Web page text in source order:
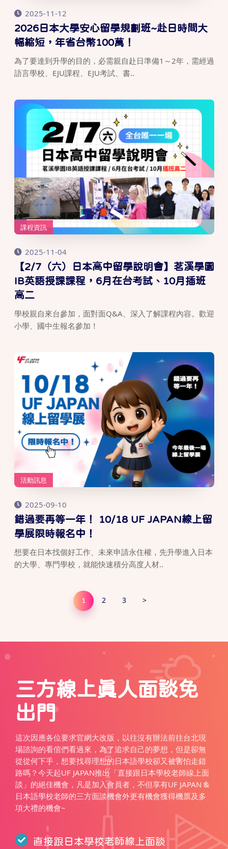
2025-11-12
2026日本大學安心留學規劃班~赴日時間大
幅縮短，年省台幣100萬！
為了要達到升學的目的，必需親自赴日準備1～2年，需經過
語言學校、EJU課程、EJU考試、書..
課程資訊
2025-11-04
【2/7（六）日本高中留學說明會】茗溪學園
IB英語授課課程，6月在台考試、10月插班
高二
學校親自來台參加，面對面Q&A、深入了解課程內容。歡迎
小學、國中生報名參加！
活動訊息
2025-09-10
錯過要再等一年！ 10/18 UF JAPAN線上留
學展限時報名中！
想要在日本找個好工作、未來申請永住權，先升學進入日本
的大學、專門學校，就能快速積分高度人材..
1 2 3 >
三方線上真人面談免
出門
這次因應各位要求官網大改版，以往沒有辦法前往台北現
場諮詢的看倌們看過來，為了追求自己的夢想，但是卻無
從從何下手，想要找尋理想的日本語學校卻又被害怕走錯
路嗎？今天起UF JAPAN推出「直接跟日本學校老師線上面
談」的絕佳機會，凡是加入會員者，不但享有UF JAPAN &
日本語學校老師的三方面談機會外更有機會獲得機票及多
項大禮的機會~
直接跟日本學校老師線上面談